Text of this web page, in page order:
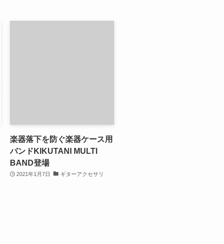
楽器落下を防ぐ楽器ケース用
バンドKIKUTANI MULTI
BAND登場
2021年1月7日 ギターアクセサリ